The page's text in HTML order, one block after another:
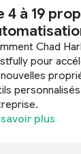
4 à 19
Chad
pour
savoir plus